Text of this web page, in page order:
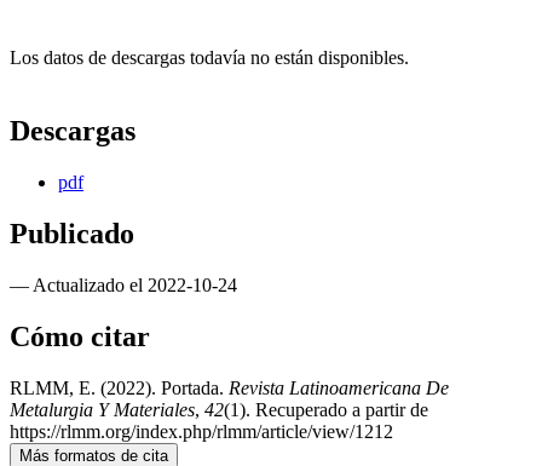
Los datos de descargas todavía no están disponibles.
Descargas
pdf
Publicado
— Actualizado el 2022-10-24
Cómo citar
RLMM, E. (2022). Portada. Revista Latinoamericana De
Metalurgia Y Materiales, 42(1). Recuperado a partir de
https://rlmm.org/index.php/rlmm/article/view/1212
Más formatos de cita